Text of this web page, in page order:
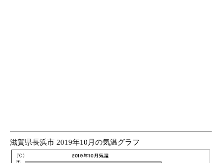
滋賀県長浜市 2019年10月の気温グラフ